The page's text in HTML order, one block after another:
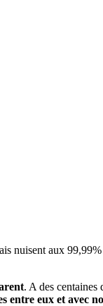
nuisent aux
. A des centaines
entre eux et avec